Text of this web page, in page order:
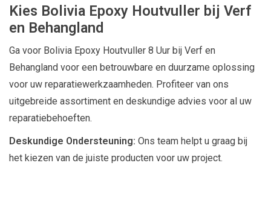
Kies Bolivia Epoxy Houtvuller bij Verf
en Behangland
Ga voor Bolivia Epoxy Houtvuller 8 Uur bij Verf en
Behangland voor een betrouwbare en duurzame oplossing
voor uw reparatiewerkzaamheden. Profiteer van ons
uitgebreide assortiment en deskundige advies voor al uw
reparatiebehoeften.
Deskundige Ondersteuning: Ons team helpt u graag bij
het kiezen van de juiste producten voor uw project.